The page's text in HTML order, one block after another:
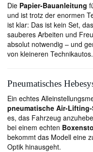
Die Papier-Bauanleitung
und ist trotz der enormen
ist klar: Das ist kein Set,
sauberes Arbeiten und
absolut notwendig – und
von kleineren Technikautos.
Pneumatisches
Ein echtes
pneumatische Air-
es, das Fahrzeug
bei einem echten
bekommt das Modell eine
Optik hinausgeht.